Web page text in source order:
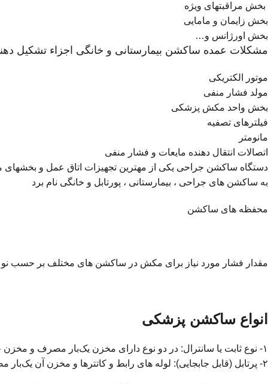
بخش مراقبتهای ویژه
بخش زایمان و مامایی
بخش اورژانس و…
مشکلات عمده ساکشن بیمارستانی و خانگی اجزاء تشکیل
موتور الکتریکی
مولد فشار منفی
بخش واحد مکش پزشکی
فیلترهای تصفیه
مانومتر
اتصالات انتقال دهنده مایعات و فشار منفی
دستگاه ساکشن جراحی یکی از مهترین تجهیزات اتاق عمل و
به ساکشن های جراحی ، بیمارستانی ، پورتابل و خانگی نام برد
محفظه های ساکشن
مقدار فشار مورد نیاز برای مکش در ساکشن های مختلف بر حسب نوعشان
انواع ساکشن پزشکی
۱- نوع ثابت یا سانترال: در دو نوع دارای مخزن یک‌بار مصرف و مخزن چند بار مصرف
۲- پرتابل (قابل جابجایی): لوله های رابط و کاتترها و مخزن آن یک‌بار مصرفند.